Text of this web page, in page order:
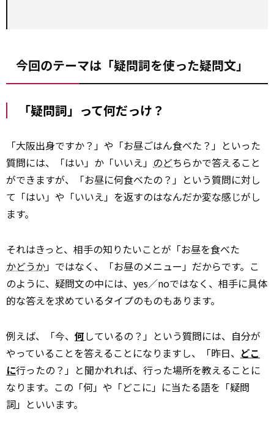
今回のテーマは「疑問詞を使った疑問文」
「疑問詞」って何だっけ？
「大阪出身ですか？」や「お昼ごはん食べた？」といった
質問には、「はい」か「いいえ」 のどちらかで答えること
ができますが、「お昼に何食べたの？」という質問に対し
て「はい」や「いいえ」を返すのはなんだか変な感じがし
ます。
それはきっと、相手の知りたいことが「お昼を食べた
かどうか」ではなく、「お昼のメニュー」だからです。こ
のように、疑問文の中には、yes／noではなく、相手に具体
的な答えを求めているタイプのものもあります。
例えば、「今、 何しているの？」という質問には、自分が
やっていることを答えることになりますし、「昨日、 どこ
に行ったの？」と聞かれれば、行った場所を教えることに
なります。この「何」や「どこに」に当たる語を「疑問
詞」といいます。